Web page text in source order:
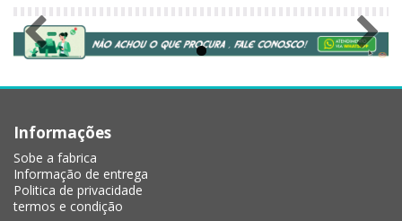
Informações
Sobe a fabrica
Informação de entrega
Politica de privacidade
termos e condição